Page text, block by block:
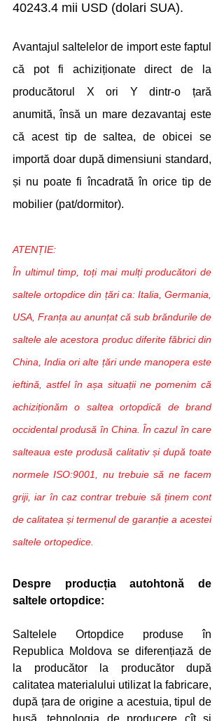
40243.4 mii USD (dolari SUA).
Avantajul saltelelor de import este faptul
că pot fi achiziționate direct de la
producătorul X ori Y dintr-o țară
anumită, însă un mare dezavantaj este
că acest tip de saltea, de obicei se
importă doar după dimensiuni standard,
și nu poate fi încadrată în orice tip de
mobilier (pat/dormitor).
ATENȚIE:
În ultimul timp, toți mai mulți producători de
saltele ortopdice din țări ca: Italia, Germania,
USA, Franța au anunțat că sub brăndurile de
saltele ale acestora produc diferite făbrici din
China, India ori alte țări unde manopera este
ieftină, astfel în așa situații ne pomenim că
achiziționăm o saltea ortopdică de brand
occidental produsă în China. În cazul în care
salteaua este produsă calitativ și după toate
normele ISO:9001, nu trebuie să ne facem
griji, iar în caz contrar trebuie să ținem cont
de calitatea și termenul de garanție a acestei
saltele ortopedice.
Despre producția autohtonă de
saltele ortopdice:
Saltelele Ortopdice produse în
Republica Moldova se diferențiază de
la producător la producător după
calitatea materialului utilizat la fabricare,
după țara de origine a acestuia, tipul de